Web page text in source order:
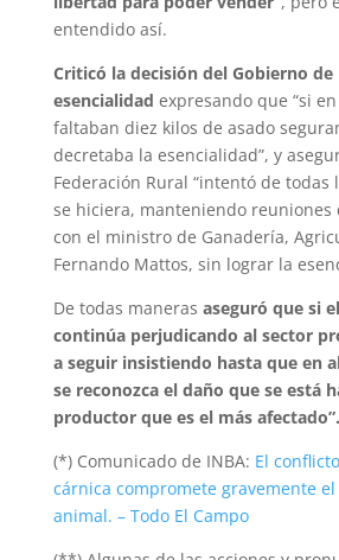
entendido así.
Criticó la decisión del Gobierno
esencialidad expresando que “si
faltaban diez kilos de asado
decretaba la esencialidad”, y
Federación Rural “intentó de todas
se hiciera, manteniendo reuniones
con el ministro de Ganadería,
Fernando Mattos, sin lograr la
De todas maneras aseguró que si
continúa perjudicando al sector
a seguir insistiendo hasta que en
se reconozca el daño que se está
productor que es el más afectado”.
(*) Comunicado de INBA: El
cárnica compromete gravemente
animal. – Todo El Campo